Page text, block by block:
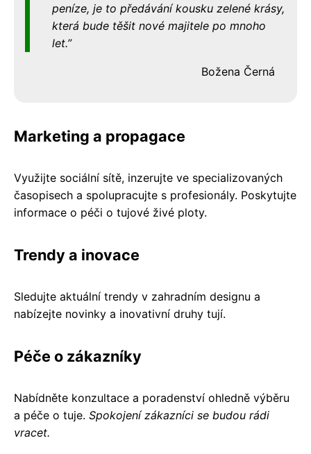
peníze, je to předávání kousku zelené krásy,
která bude těšit nové majitele po mnoho
let.
Božena Černá
Marketing a propagace
Využijte sociální sítě, inzerujte ve specializovaných
časopisech a spolupracujte s profesionály. Poskytujte
informace o péči o tujové živé ploty.
Trendy a inovace
Sledujte aktuální trendy v zahradním designu a
nabízejte novinky a inovativní druhy tují.
Péče o zákazníky
Nabídněte konzultace a poradenství ohledně výběru
a péče o tuje. Spokojení zákazníci se budou rádi
vracet.